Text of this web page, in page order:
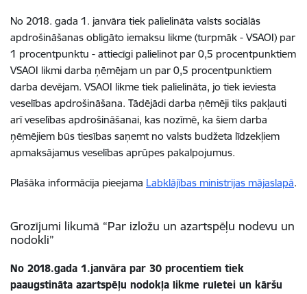
No 2018. gada 1. janvāra tiek palielināta valsts sociālās
apdrošināšanas obligāto iemaksu likme (turpmāk - VSAOI) par
1 procentpunktu - attiecīgi palielinot par 0,5 procentpunktiem
VSAOI likmi darba ņēmējam un par 0,5 procentpunktiem
darba devējam. VSAOI likme tiek palielināta, jo tiek ieviesta
veselības apdrošināšana. Tādējādi darba ņēmēji tiks pakļauti
arī veselības apdrošināšanai, kas nozīmē, ka šiem darba
ņēmējiem būs tiesības saņemt no valsts budžeta līdzekļiem
apmaksājamus veselības aprūpes pakalpojumus.
Plašāka informācija pieejama Labklājības ministrijas mājaslapā.
Grozījumi likumā “Par izložu un azartspēļu nodevu un
nodokli”
No 2018.gada 1.janvāra par 30 procentiem tiek
paaugstināta azartspēļu nodokļa likme ruletei un kāršu